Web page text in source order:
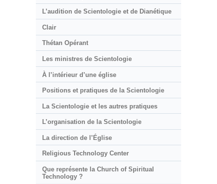
L’audition de Scientologie et de Dianétique
Clair
Thétan Opérant
Les ministres de Scientologie
À l’intérieur d’une église
Positions et pratiques de la Scientologie
La Scientologie et les autres pratiques
L’organisation de la Scientologie
La direction de l’Église
Religious Technology Center
Que représente la Church of Spiritual
Technology ?